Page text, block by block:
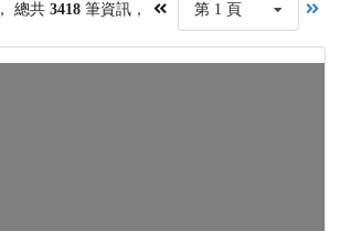
總共 3418筆資訊， 第 1 頁